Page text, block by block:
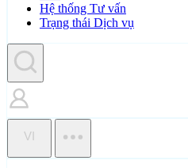
Hệ thống Tư vấn
Trạng thái Dịch vụ
VI